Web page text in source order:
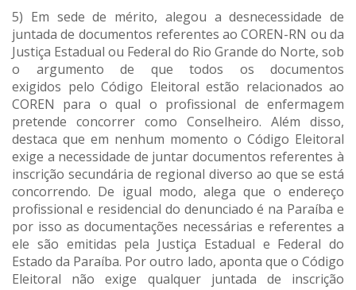
5) Em sede de mérito, alegou a desnecessidade de
juntada de documentos referentes ao COREN-RN ou da
Justiça Estadual ou Federal do Rio Grande do Norte, sob
o argumento de que todos os documentos
exigidos pelo Código Eleitoral estão relacionados ao
COREN para o qual o profissional de enfermagem
pretende concorrer como Conselheiro. Além disso,
destaca que em nenhum momento o Código Eleitoral
exige a necessidade de juntar documentos referentes à
inscrição secundária de regional diverso ao que se está
concorrendo. De igual modo, alega que o endereço
profissional e residencial do denunciado é na Paraíba e
por isso as documentações necessárias e referentes a
ele são emitidas pela Justiça Estadual e Federal do
Estado da Paraíba. Por outro lado, aponta que o Código
Eleitoral não exige qualquer juntada de inscrição